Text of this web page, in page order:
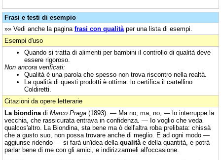
Frasi e testi di esempio
»» Vedi anche la pagina frasi con qualità per una lista di esempi.
Esempi d'uso
Quando si tratta di alimenti per bambini il controllo di qualità deve
essere rigoroso.
Non ancora verificati:
Qualità è una parola che spesso non trova riscontro nella realtà.
La qualità di questi prodotti è ottima: lo certifica il cartellino
Coldiretti.
Citazioni da opere letterarie
La biondina di Marco Praga (1893): — Ma no, ma, no, — lo interruppe la
vecchia, che rassicurata entrava in confidenza. — Io voglio che veda
qualcos'altro. La Biondina, sta bene ma ò dell'altra roba prelibata: chissà
che a gusto suo, non possa trovare anche di meglio. E ad ogni modo —
aggiunse ridendo — si farà un'idea della qualità e della quantità, e potrà
parlar bene di me con gli amici, e indirizzarmeli all'occasione.